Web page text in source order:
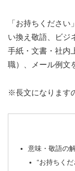
「お持ちくださ
い換え敬語、ビジ
手紙・文書・社内
職）、メール例文
※長文になります
意味・敬語の
“お持ちくだ